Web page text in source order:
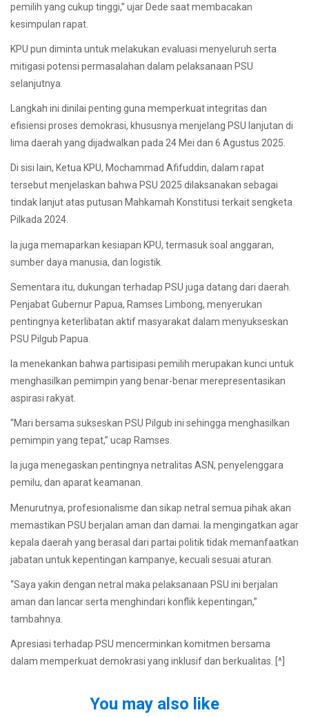
pemilih yang cukup tinggi,” ujar Dede saat membacakan
kesimpulan rapat.
KPU pun diminta untuk melakukan evaluasi menyeluruh serta
mitigasi potensi permasalahan dalam pelaksanaan PSU
selanjutnya.
Langkah ini dinilai penting guna memperkuat integritas dan
efisiensi proses demokrasi, khususnya menjelang PSU lanjutan di
lima daerah yang dijadwalkan pada 24 Mei dan 6 Agustus 2025.
Di sisi lain, Ketua KPU, Mochammad Afifuddin, dalam rapat
tersebut menjelaskan bahwa PSU 2025 dilaksanakan sebagai
tindak lanjut atas putusan Mahkamah Konstitusi terkait sengketa
Pilkada 2024.
Ia juga memaparkan kesiapan KPU, termasuk soal anggaran,
sumber daya manusia, dan logistik.
Sementara itu, dukungan terhadap PSU juga datang dari daerah.
Penjabat Gubernur Papua, Ramses Limbong, menyerukan
pentingnya keterlibatan aktif masyarakat dalam menyukseskan
PSU Pilgub Papua.
Ia menekankan bahwa partisipasi pemilih merupakan kunci untuk
menghasilkan pemimpin yang benar-benar merepresentasikan
aspirasi rakyat.
“Mari bersama sukseskan PSU Pilgub ini sehingga menghasilkan
pemimpin yang tepat,” ucap Ramses.
Ia juga menegaskan pentingnya netralitas ASN, penyelenggara
pemilu, dan aparat keamanan.
Menurutnya, profesionalisme dan sikap netral semua pihak akan
memastikan PSU berjalan aman dan damai. Ia mengingatkan agar
kepala daerah yang berasal dari partai politik tidak memanfaatkan
jabatan untuk kepentingan kampanye, kecuali sesuai aturan.
“Saya yakin dengan netral maka pelaksanaan PSU ini berjalan
aman dan lancar serta menghindari konflik kepentingan,”
tambahnya.
Apresiasi terhadap PSU mencerminkan komitmen bersama
dalam memperkuat demokrasi yang inklusif dan berkualitas. [^]
You may also like